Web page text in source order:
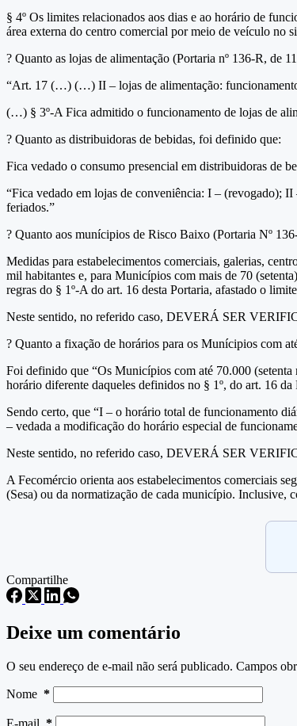
§ 4º Os limites relacionados aos dias e ao horário de
área externa do centro comercial por meio de veículo no
? Quanto as lojas de alimentação (Portaria nº 136-R, de
“Art. 17 (…) (…) II – lojas de alimentação:
(…) § 3º-A Fica admitido o funcionamento de lojas de
? Quanto as distribuidoras de bebidas, foi definido que:
Fica vedado o consumo presencial em distribuidoras de
“Fica vedado em lojas de conveniência: I – (revogado);
feriados.”
? Quanto aos munícipios de Risco Baixo (Portaria Nº
Medidas para estabelecimentos comerciais, galerias,
mil habitantes e, para Municípios com mais de 70
regras do § 1º-A do art. 16 desta Portaria, afastado o
Neste sentido, no referido caso, DEVERÁ SER
? Quanto a fixação de horários para os Munícipios com
Foi definido que “Os Municípios com até 70.000
horário diferente daqueles definidos no § 1º, do art. 16
Sendo certo, que “I – o horário total de funcionamento
– vedada a modificação do horário especial de
Neste sentido, no referido caso, DEVERÁ SER
A Fecomércio orienta aos estabelecimentos comerciais
(Sesa) ou da normatização de cada município. Inclusive,
Compartilhe
Deixe um comentário
O seu endereço de e-mail não será publicado. Campos
Nome *
E-mail *